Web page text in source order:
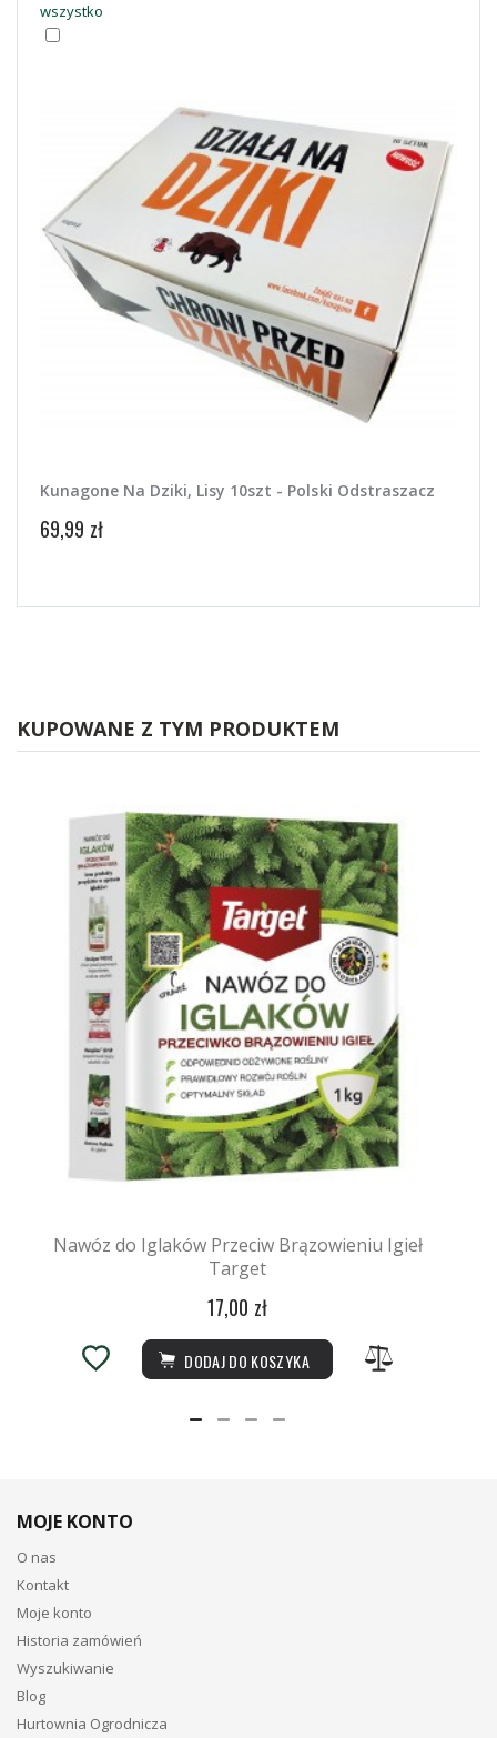
wszystko
Kunagone Na Dziki, Lisy 10szt - Polski Odstraszacz
69,99 zł
KUPOWANE Z TYM PRODUKTEM
Nawóz do Iglaków Przeciw Brązowieniu Igieł
Target
17,00 zł
DODAJ DO KOSZYKA
MOJE KONTO
O nas
Kontakt
Moje konto
Historia zamówień
Wyszukiwanie
Blog
Hurtownia Ogrodnicza